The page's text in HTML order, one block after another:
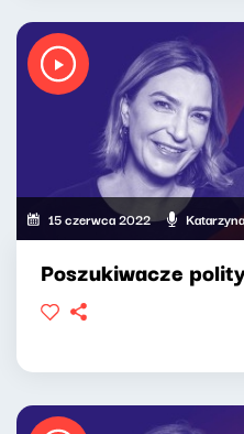
15 czerwca 2022
Poszukiwacze